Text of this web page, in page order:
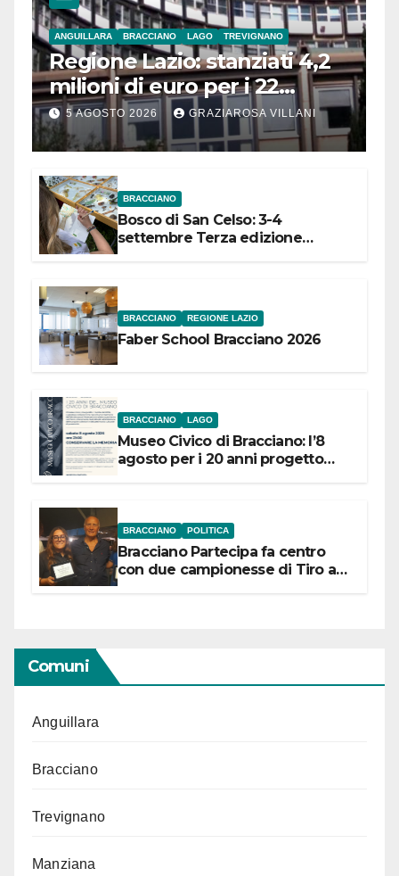
ANGUILLARA BRACCIANO LAGO TREVIGNANO
Regione Lazio: stanziati 4,2
milioni di euro per i 22
Comuni dell’Etruria
Meridionale
5 AGOSTO 2026 GRAZIAROSA VILLANI
BRACCIANO
Bosco di San Celso: 3-4
settembre Terza edizione
BRACCIANO REGIONE LAZIO
Faber School Bracciano 2026
BRACCIANO LAGO
Museo Civico di Bracciano: l’8
agosto per i 20 anni progetto
BRACCIANO POLITICA
Bracciano Partecipa fa centro
con due campionesse di Tiro a
Comuni
Anguillara
Bracciano
Trevignano
Manziana